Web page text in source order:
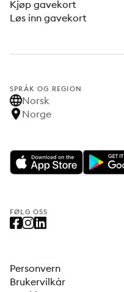
Kjøp gavekort
Løs inn gavekort
SPRÅK OG REGION
Norsk
Norge
FØLG OSS
Personvern
Brukervilkår